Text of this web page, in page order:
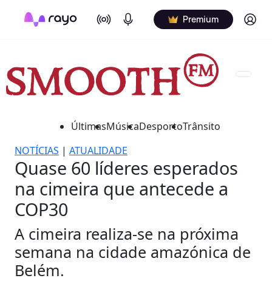
On Air Podcasts Premium Log in
ÚltimasMúsicaDesportoTrânsito
NOTÍCIAS | ATUALIDADE
Quase 60 líderes esperados
na cimeira que antecede a
COP30
A cimeira realiza-se na próxima
semana na cidade amazónica de
Belém.